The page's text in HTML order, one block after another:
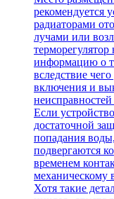
рекомендуется
радиаторами
лучами или
информацию о
вследствие
включения и
Если
достаточной
попадания
подвергаются
временем
механическому
Хотя такие